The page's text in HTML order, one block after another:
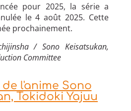
pour 2025, la série a
le 4 août 2025. Cette
prochainement.
/ Sono Keisatsukan,
Committee
l'anime Sono
Tokidoki Yajuu